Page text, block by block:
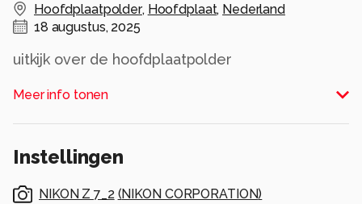
Hoofdplaatpolder, Hoofdplaat, Nederland
18 augustus, 2025
uitkijk over de hoofdplaatpolder
Meer info tonen
Instellingen
NIKON Z 7_2 (NIKON CORPORATION)